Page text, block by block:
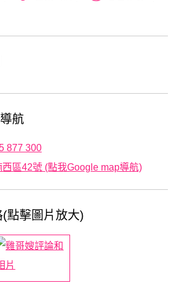
航
877 300
西區42號 (點我Google map導航)
點擊圖片放大)